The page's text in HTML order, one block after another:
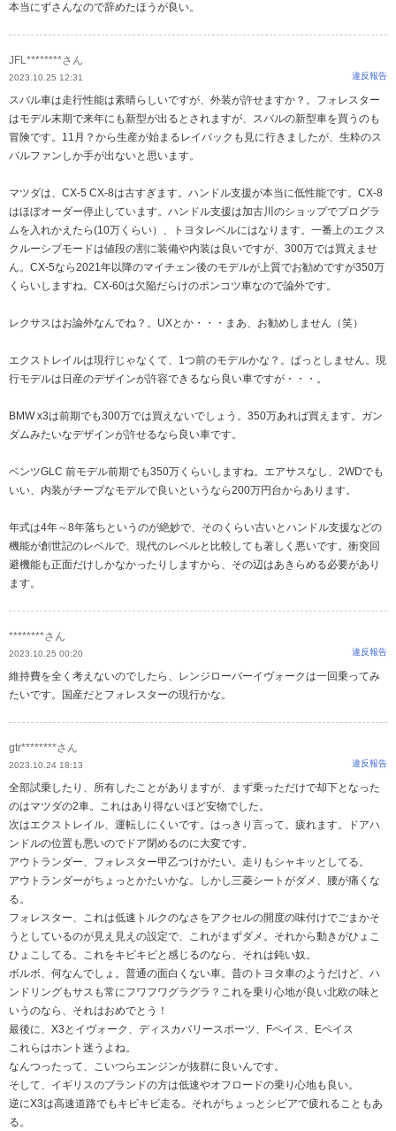
本当にずさんなので辞めたほうが良い。
JFL********さん
2023.10.25 12:31 違反報告
スバル車は走行性能は素晴らしいですが、外装が許せますか？。フォレスター
はモデル末期で来年にも新型が出るとされますが、スバルの新型車を買うのも
冒険です。11月？から生産が始まるレイバックも見に行きましたが、生粋のス
バルファンしか手が出ないと思います。
マツダは、CX-5 CX-8は古すぎます。ハンドル支援が本当に低性能です。CX-8
はほぼオーダー停止しています。ハンドル支援は加古川のショップでプログラ
ムを入れかえたら(10万くらい）、トヨタレベルにはなります。一番上のエクス
クルーシブモードは値段の割に装備や内装は良いですが、300万では買えませ
ん。CX-5なら2021年以降のマイチェン後のモデルが上質でお勧めですが350万
くらいしますね。CX-60は欠陥だらけのポンコツ車なので論外です。
レクサスはお論外なんでね？。UXとか・・・まあ、お勧めしません（笑）
エクストレイルは現行じゃなくて、1つ前のモデルかな？。ぱっとしません。現
行モデルは日産のデザインが許容できるなら良い車ですが・・・。
BMW x3は前期でも300万では買えないでしょう。350万あれば買えます。ガン
ダムみたいなデザインが許せるなら良い車です。
ベンツGLC 前モデル前期でも350万くらいしますね。エアサスなし、2WDでも
いい、内装がチープなモデルで良いというなら200万円台からあります。
年式は4年～8年落ちというのが絶妙で、そのくらい古いとハンドル支援などの
機能が創世記のレベルで、現代のレベルと比較しても著しく悪いです。衝突回
避機能も正面だけしかなかったりしますから、その辺はあきらめる必要があり
ます。
********さん
2023.10.25 00:20 違反報告
維持費を全く考えないのでしたら、レンジローバーイヴォークは一回乗ってみ
たいです。国産だとフォレスターの現行かな。
gtr********さん
2023.10.24 18:13 違反報告
全部試乗したり、所有したことがありますが、まず乗っただけで却下となった
のはマツダの2車。これはあり得ないほど安物でした。
次はエクストレイル、運転しにくいです。はっきり言って。疲れます。ドアハ
ンドルの位置も悪いのでドア閉めるのに大変です。
アウトランダー、フォレスター甲乙つけがたい。走りもシャキッとしてる。
アウトランダーがちょっとかたいかな。しかし三菱シートがダメ、腰が痛くな
る。
フォレスター、これは低速トルクのなさをアクセルの開度の味付けでごまかそ
うとしているのが見え見えの設定で、これがまずダメ。それから動きがひょこ
ひょこしてる。これをキビキビと感じるのなら、それは鈍い奴。
ボルボ、何なんでしょ。普通の面白くない車。昔のトヨタ車のようだけど、ハ
ンドリングもサスも常にフワフワグラグラ？これを乗り心地が良い北欧の味と
いうのなら、それはおめでとう！
最後に、X3とイヴォーク、ディスカバリースポーツ、Fペイス、Eペイス
これらはホント迷うよね。
なんつったって、こいつらエンジンが抜群に良いんです。
そして、イギリスのブランドの方は低速やオフロードの乗り心地も良い。
逆にX3は高速道路でもキビキビ走る。それがちょっとシビアで疲れることもあ
る。